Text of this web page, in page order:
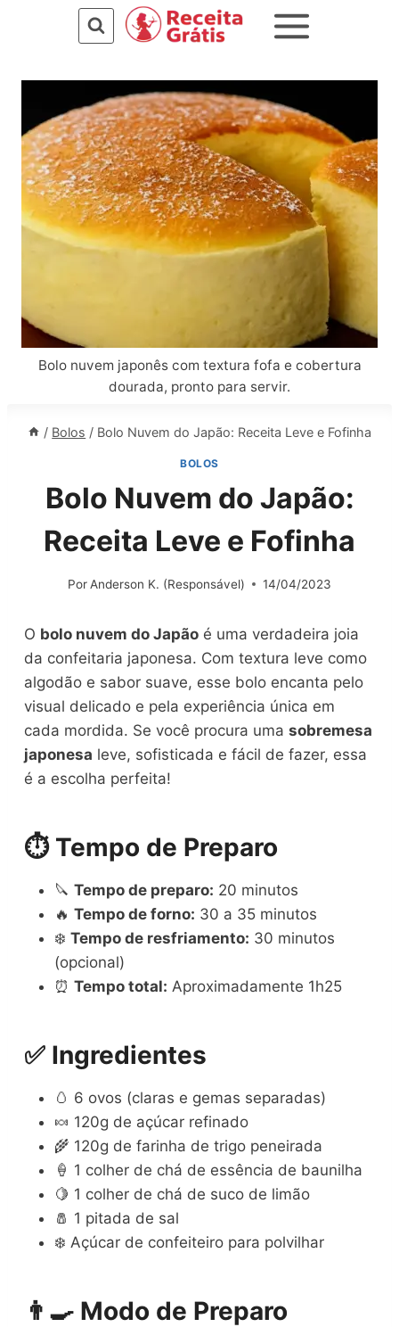
Conteúdo
Bolo nuvem japonês com textura fofa e cobertura
dourada, pronto para servir.
/ Bolos / Bolo Nuvem do Japão: Receita Leve e Fofinha
BOLOS
Bolo Nuvem do Japão:
Receita Leve e Fofinha
Por Anderson K. (Responsável) 14/04/2023
O bolo nuvem do Japão é uma verdadeira joia
da confeitaria japonesa. Com textura leve como
algodão e sabor suave, esse bolo encanta pelo
visual delicado e pela experiência única em
cada mordida. Se você procura umasobremesa
japonesa leve, sofisticada e fácil de fazer, essa
é a escolha perfeita!
⏱️ Tempo de Preparo
🔪Tempo de preparo: 20 minutos
🔥Tempo de forno: 30 a 35 minutos
❄️Tempo de resfriamento: 30 minutos
(opcional)
⏰Tempo total: Aproximadamente 1h25
✅ Ingredientes
🥚 6 ovos (claras e gemas separadas)
🍬 120g de açúcar refinado
🌾 120g de farinha de trigo peneirada
🍦 1 colher de chá de essência de baunilha
🍋 1 colher de chá de suco de limão
🧂 1 pitada de sal
❄️ Açúcar de confeiteiro para polvilhar
👨‍🍳 Modo de Preparo